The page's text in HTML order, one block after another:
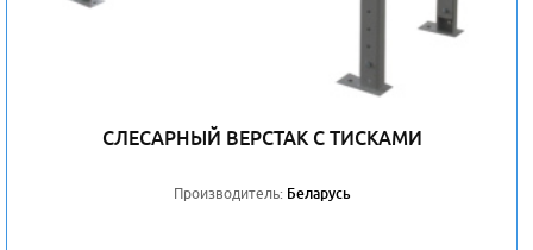
СЛЕСАРНЫЙ ВЕРСТАК С ТИСКАМИ
Производитель: Беларусь